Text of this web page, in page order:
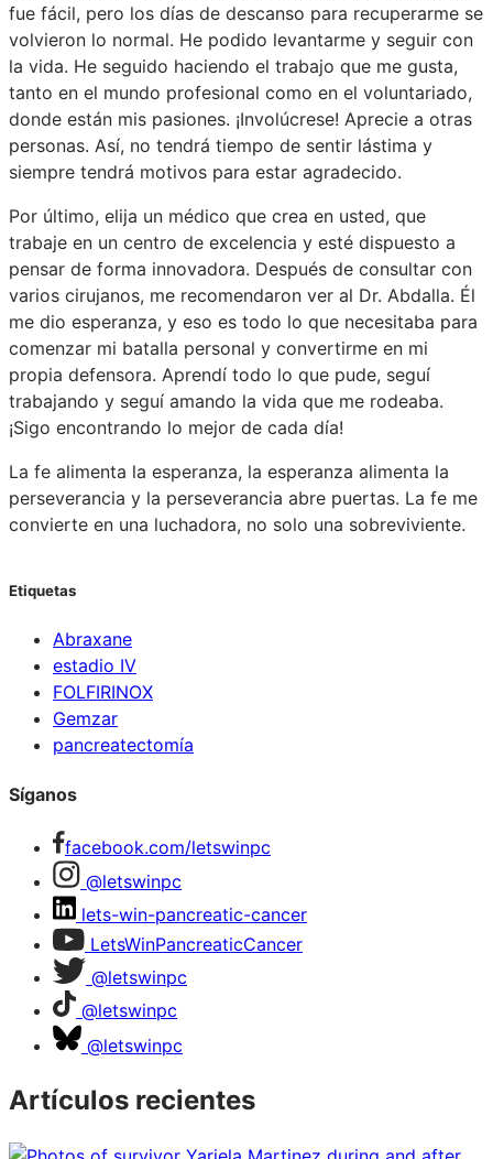
fue fácil, pero los días de descanso para recuperarme se
volvieron lo normal. He podido levantarme y seguir con
la vida. He seguido haciendo el trabajo que me gusta,
tanto en el mundo profesional como en el voluntariado,
donde están mis pasiones. ¡Involúcrese! Aprecie a otras
personas. Así, no tendrá tiempo de sentir lástima y
siempre tendrá motivos para estar agradecido.
Por último, elija un médico que crea en usted, que
trabaje en un centro de excelencia y esté dispuesto a
pensar de forma innovadora. Después de consultar con
varios cirujanos, me recomendaron ver al Dr. Abdalla. Él
me dio esperanza, y eso es todo lo que necesitaba para
comenzar mi batalla personal y convertirme en mi
propia defensora. Aprendí todo lo que pude, seguí
trabajando y seguí amando la vida que me rodeaba.
¡Sigo encontrando lo mejor de cada día!
La fe alimenta la esperanza, la esperanza alimenta la
perseverancia y la perseverancia abre puertas. La fe me
convierte en una luchadora, no solo una sobreviviente.
Etiquetas
Abraxane
estadio IV
FOLFIRINOX
Gemzar
pancreatectomía
Síganos
facebook.com/letswinpc
@letswinpc
lets-win-pancreatic-cancer
LetsWinPancreaticCancer
@letswinpc
@letswinpc
@letswinpc
Artículos recientes